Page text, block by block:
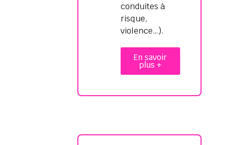
conduites à
risque,
violence…).
En savoir
plus +